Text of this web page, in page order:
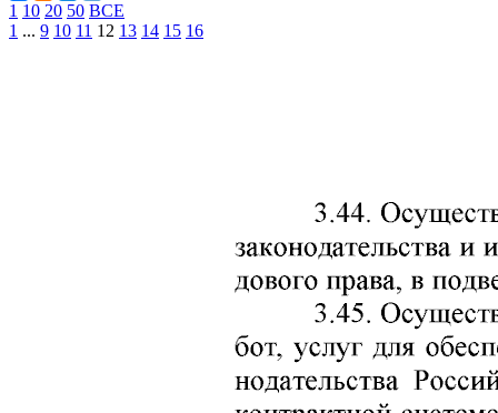
1 10 20 50 ВСЕ
1 ... 9 10 11 12 13 14 15 16